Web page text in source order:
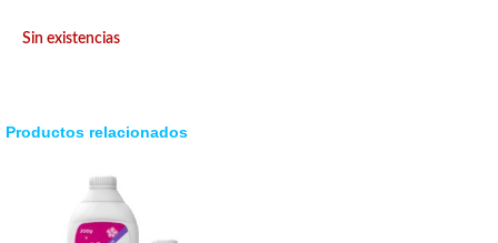
Sin existencias
Productos relacionados